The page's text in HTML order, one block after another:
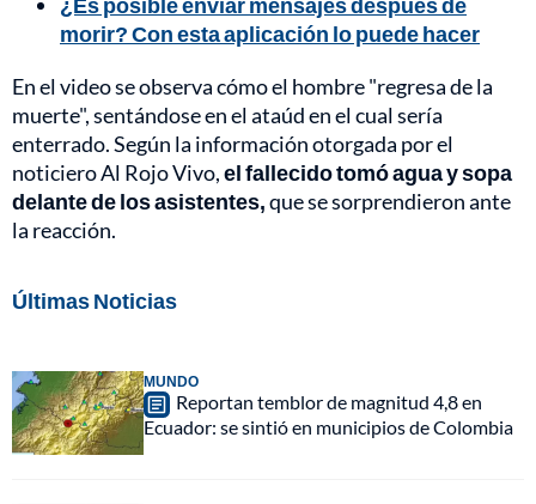
morir? Con esta aplicación lo puede hacer
En el video se observa cómo el hombre "regresa de la
muerte", sentándose en el ataúd en el cual sería
enterrado. Según la información otorgada por el
noticiero Al Rojo Vivo,el fallecido tomó agua y sopa
delante de los asistentes,que se sorprendieron ante
la reacción.
Últimas Noticias
MUNDO
Reportan temblor de magnitud 4,8 en
Ecuador: se sintió en municipios de Colombia